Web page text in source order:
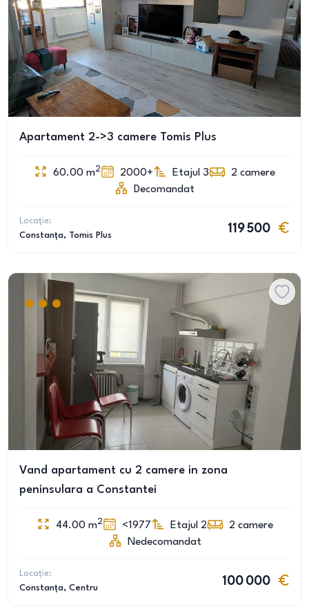
Apartament 2->3 camere Tomis Plus
60.00 m2 2000+ Etajul 3 2 camere
Decomandat
Locație:
Constanța, Tomis Plus
119 500
Vand apartament cu 2 camere in zona
peninsulara a Constantei
44.00 m2 <1977 Etajul 2 2 camere
Nedecomandat
Locație:
Constanța, Centru
100 000